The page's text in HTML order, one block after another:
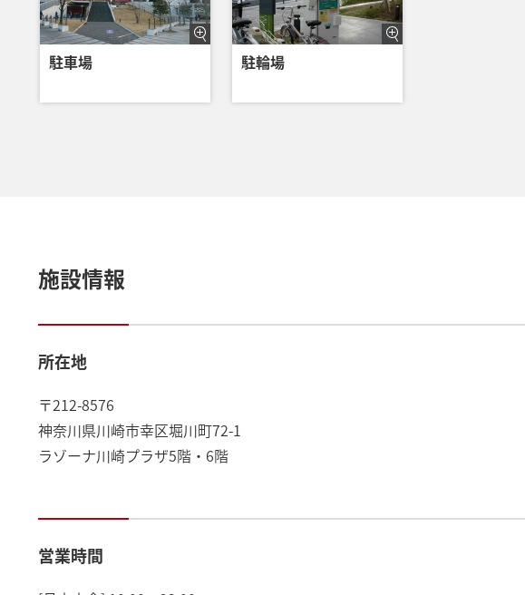
駐車場 駐輪場
施設情報
所在地
〒212-8576
神奈川県川崎市幸区堀川町72-1
ラゾーナ川崎プラザ5階・6階
営業時間